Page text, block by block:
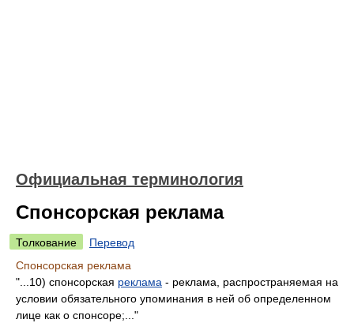
Официальная терминология
Спонсорская реклама
Толкование
Перевод
Спонсорская реклама
"...10) спонсорская реклама - реклама, распространяемая на
условии обязательного упоминания в ней об определенном
лице как о спонсоре;..."